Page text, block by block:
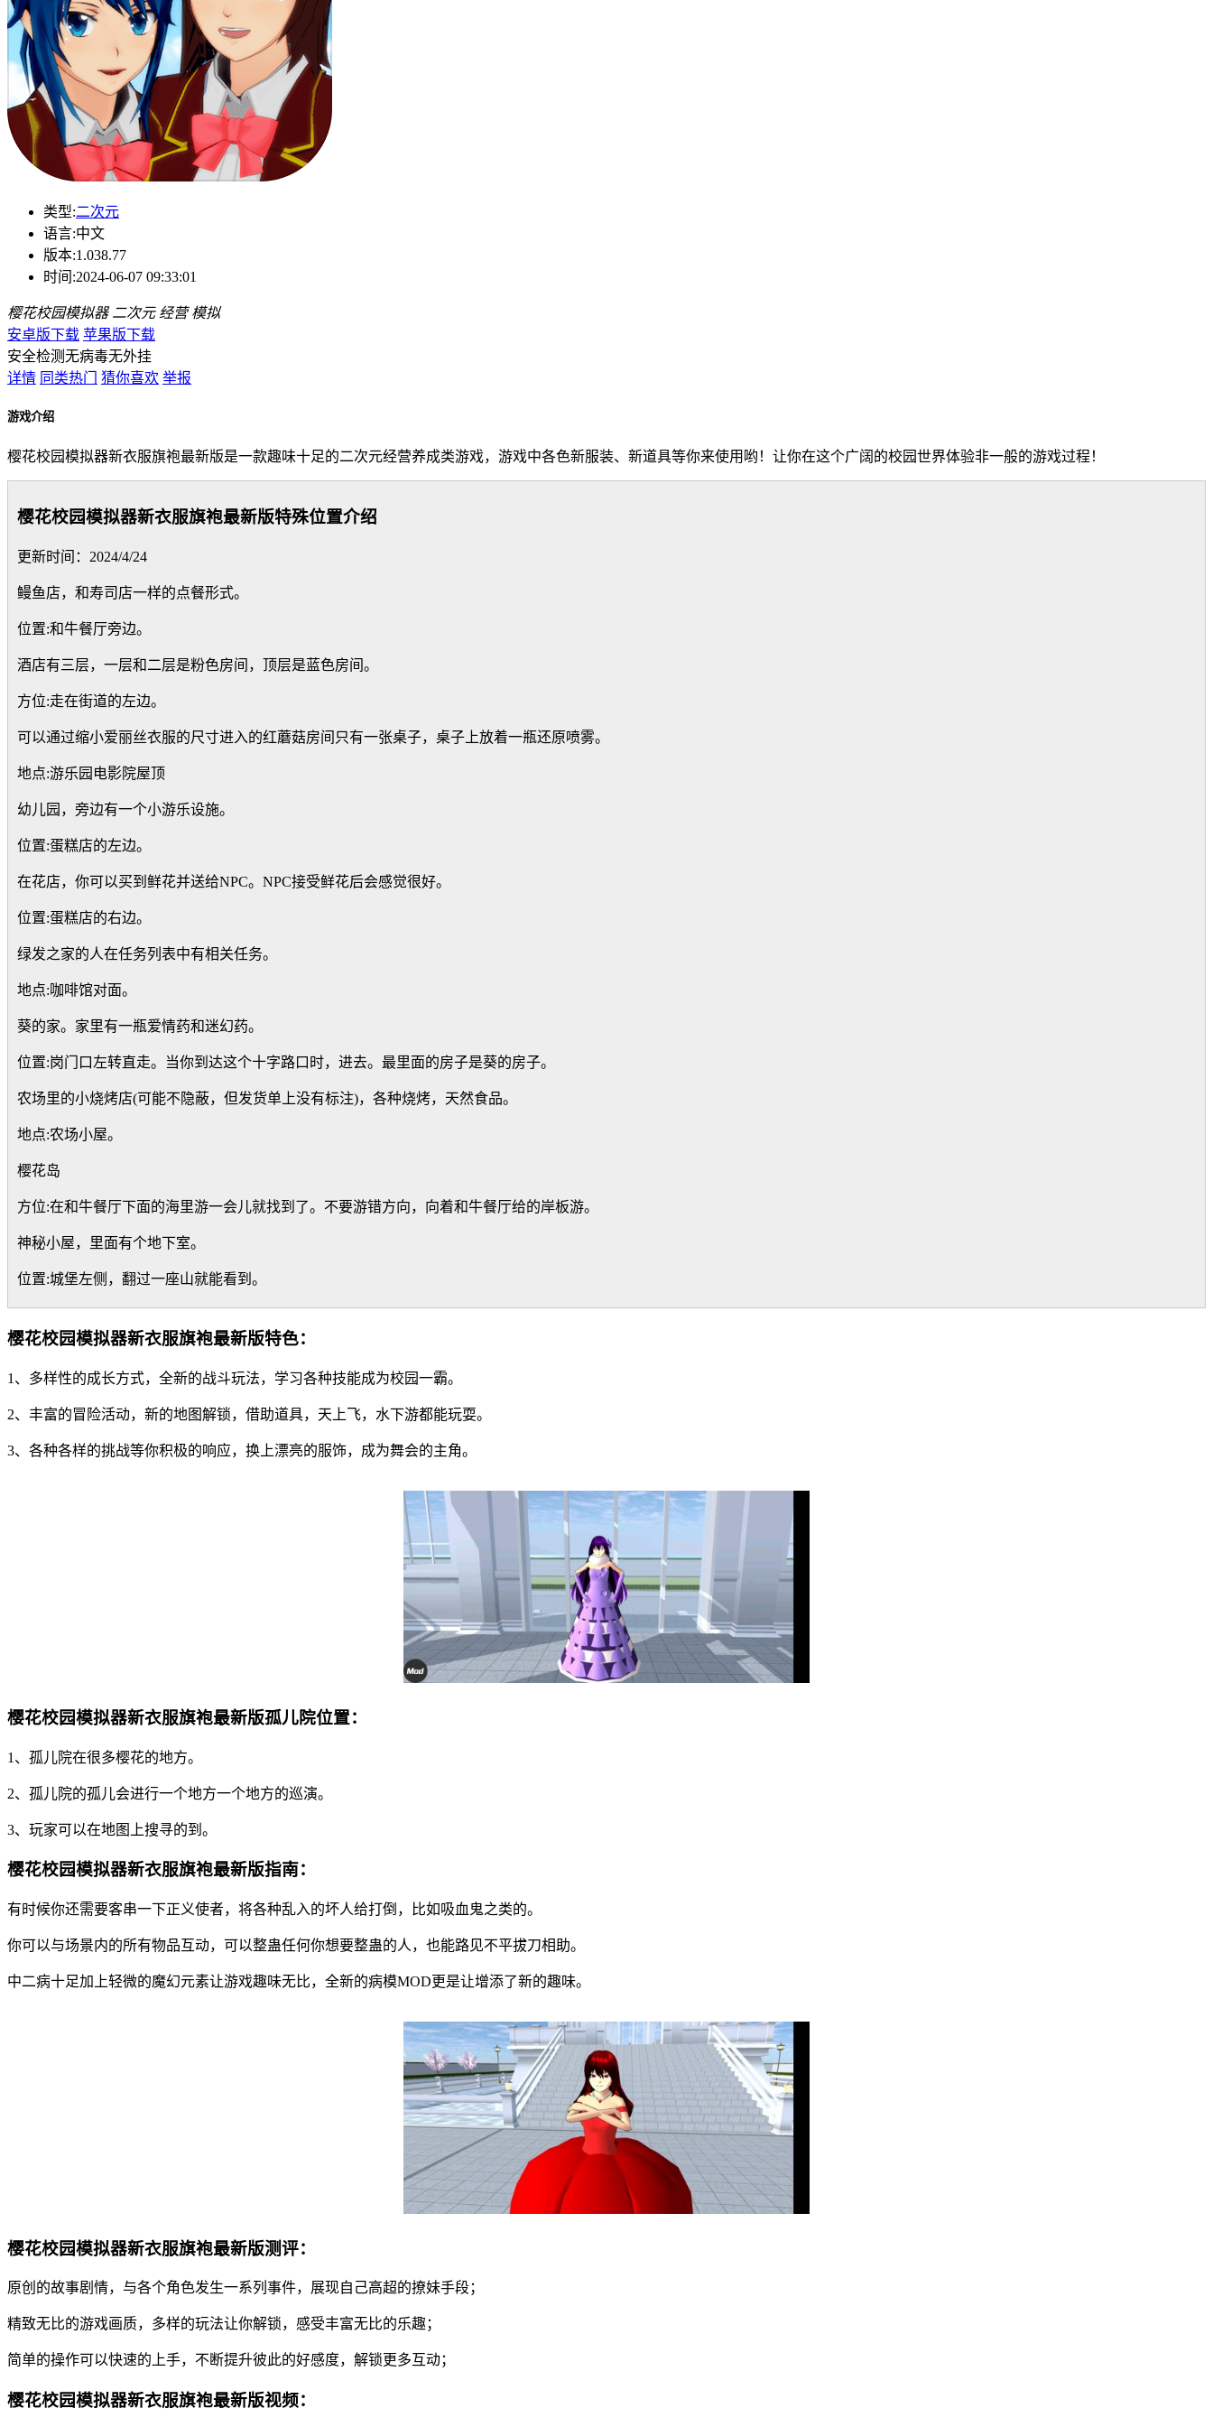
类型:二次元
语言:中文
版本:1.038.77
时间:2024-06-07 09:33:01
樱花校园模拟器 二次元 经营 模拟
安卓版下载 苹果版下载
安全检测无病毒无外挂
详情 同类热门 猜你喜欢 举报
游戏介绍
樱花校园模拟器新衣服旗袍最新版是一款趣味十足的二次元经营养成类游戏，游戏中各色新服装、新道具等你来使用哟！让你在这个广阔的校园世界体验非一般的游戏过程！
樱花校园模拟器新衣服旗袍最新版特殊位置介绍
更新时间：2024/4/24
鳗鱼店，和寿司店一样的点餐形式。
位置:和牛餐厅旁边。
酒店有三层，一层和二层是粉色房间，顶层是蓝色房间。
方位:走在街道的左边。
可以通过缩小爱丽丝衣服的尺寸进入的红蘑菇房间只有一张桌子，桌子上放着一瓶还原喷雾。
地点:游乐园电影院屋顶
幼儿园，旁边有一个小游乐设施。
位置:蛋糕店的左边。
在花店，你可以买到鲜花并送给NPC。NPC接受鲜花后会感觉很好。
位置:蛋糕店的右边。
绿发之家的人在任务列表中有相关任务。
地点:咖啡馆对面。
葵的家。家里有一瓶爱情药和迷幻药。
位置:岗门口左转直走。当你到达这个十字路口时，进去。最里面的房子是葵的房子。
农场里的小烧烤店(可能不隐蔽，但发货单上没有标注)，各种烧烤，天然食品。
地点:农场小屋。
樱花岛
方位:在和牛餐厅下面的海里游一会儿就找到了。不要游错方向，向着和牛餐厅给的岸板游。
神秘小屋，里面有个地下室。
位置:城堡左侧，翻过一座山就能看到。
樱花校园模拟器新衣服旗袍最新版特色：
1、多样性的成长方式，全新的战斗玩法，学习各种技能成为校园一霸。
2、丰富的冒险活动，新的地图解锁，借助道具，天上飞，水下游都能玩耍。
3、各种各样的挑战等你积极的响应，换上漂亮的服饰，成为舞会的主角。
樱花校园模拟器新衣服旗袍最新版孤儿院位置：
1、孤儿院在很多樱花的地方。
2、孤儿院的孤儿会进行一个地方一个地方的巡演。
3、玩家可以在地图上搜寻的到。
樱花校园模拟器新衣服旗袍最新版指南：
有时候你还需要客串一下正义使者，将各种乱入的坏人给打倒，比如吸血鬼之类的。
你可以与场景内的所有物品互动，可以整蛊任何你想要整蛊的人，也能路见不平拔刀相助。
中二病十足加上轻微的魔幻元素让游戏趣味无比，全新的病模MOD更是让增添了新的趣味。
樱花校园模拟器新衣服旗袍最新版测评：
原创的故事剧情，与各个角色发生一系列事件，展现自己高超的撩妹手段；
精致无比的游戏画质，多样的玩法让你解锁，感受丰富无比的乐趣；
简单的操作可以快速的上手，不断提升彼此的好感度，解锁更多互动；
樱花校园模拟器新衣服旗袍最新版视频：